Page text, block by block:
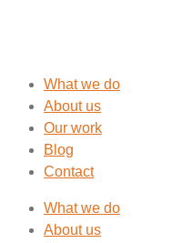
What we do
About us
Our work
Blog
Contact
What we do
About us